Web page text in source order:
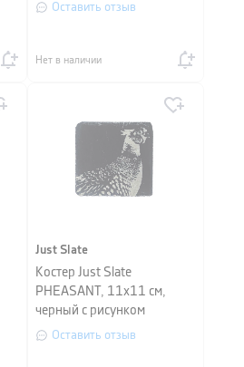
Оставить отзыв
Нет в наличии
Just Slate
Костер Just Slate
PHEASANT, 11х11 см,
черный с рисунком
Оставить отзыв